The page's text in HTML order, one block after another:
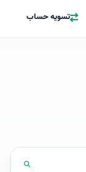
تسویه حساب